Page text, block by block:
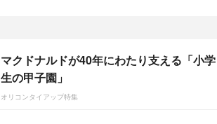
マクドナルドが40年にわたり支える「小学
生の甲子園」
オリコンタイアップ特集